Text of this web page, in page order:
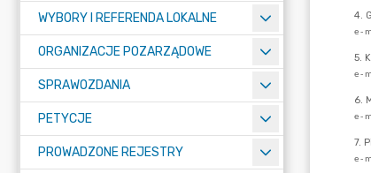
WYBORY I REFERENDA LOKALNE
ORGANIZACJE POZARZĄDOWE
SPRAWOZDANIA
PETYCJE
PROWADZONE REJESTRY